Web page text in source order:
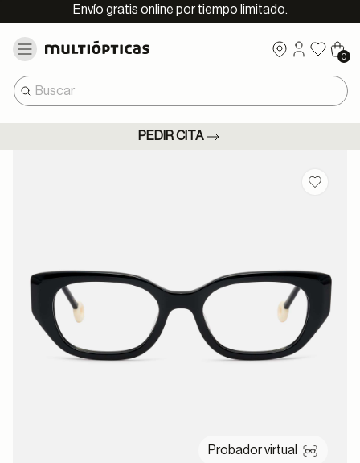
Envío gratis online por tiempo limitado.
0
PEDIR CITA
Probador virtual